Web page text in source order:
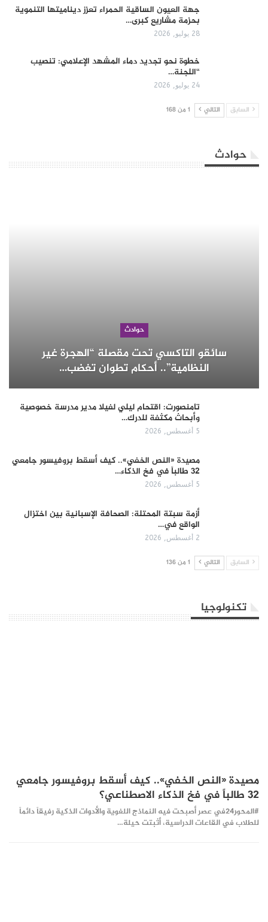
جهة العيون الساقية الحمراء تعزز ديناميتها التنموية
بحزمة مشاريع كبرى…
28 يوليو, 2026
​خطوة نحو تجديد دماء المشهد الإعلامي: تنصيب
“اللجنة…
24 يوليو, 2026
السابق التالي 1 من 168
حوادث
حوادث
سائقو التاكسي تحت مقصلة “الهجرة غير
النظامية”.. أحكام تطوان تغضب…
تامنصورت: اقتحام ليلي لفيلا مدير مدرسة خصوصية
وأبحاث مكثفة للدرك…
5 أغسطس, 2026
مصيدة «النص الخفي».. كيف أسقط بروفيسور جامعي
32 طالباً في فخ الذكاء…
5 أغسطس, 2026
أزمة سبتة المحتلة: الصحافة الإسبانية بين اختزال
الواقع في…
2 أغسطس, 2026
السابق التالي 1 من 136
تكنولوجيا
مصيدة «النص الخفي».. كيف أسقط بروفيسور جامعي
32 طالباً في فخ الذكاء الاصطناعي؟
#المحور24 ​في عصر أصبحت فيه النماذج اللغوية والأدوات الذكية رفيقاً دائماً
للطلاب في القاعات الدراسية، أثبتت حيلة…